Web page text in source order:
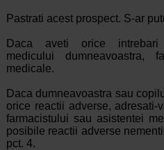
Pastrati acest prospect. S-ar
Daca aveti orice intrebari
medicului dumneavoastra,
medicale.
Daca dumneavoastra sau
orice reactii adverse, adresati-
farmacistului sau asistentei
posibile reactii adverse
pct. 4.